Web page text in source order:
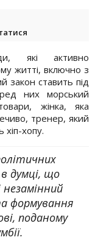
які активно
житті, включно з
ставить під
них морський
жінка, яка
тренер, який
хіп-хопу.
думці, що
незамінний
формування
поданому